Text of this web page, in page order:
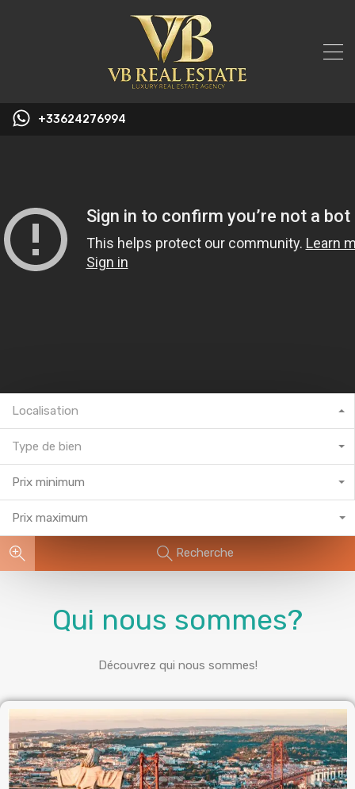
+33624276994
Localisation
Type de bien
Prix minimum
Prix maximum
Recherche
Qui nous sommes?
Découvrez qui nous sommes!